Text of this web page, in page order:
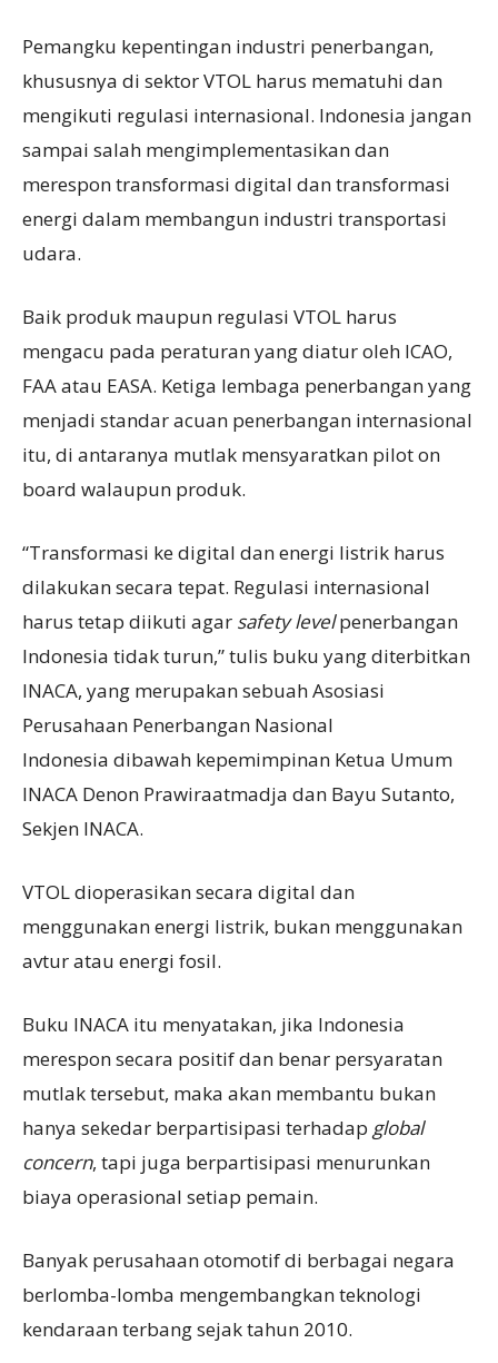
Pemangku kepentingan industri penerbangan,
khususnya di sektor VTOL harus mematuhi dan
mengikuti regulasi internasional. Indonesia jangan
sampai salah mengimplementasikan dan
merespon transformasi digital dan transformasi
energi dalam membangun industri transportasi
udara.
Baik produk maupun regulasi VTOL harus
mengacu pada peraturan yang diatur oleh ICAO,
FAA atau EASA. Ketiga lembaga penerbangan yang
menjadi standar acuan penerbangan internasional
itu, di antaranya mutlak mensyaratkan pilot on
board walaupun produk.
“Transformasi ke digital dan energi listrik harus
dilakukan secara tepat. Regulasi internasional
harus tetap diikuti agar safety levelpenerbangan
Indonesia tidak turun,” tulis buku yang diterbitkan
INACA, yang merupakan sebuah Asosiasi
Perusahaan Penerbangan Nasional
Indonesia dibawah kepemimpinan Ketua Umum
INACA Denon Prawiraatmadja dan Bayu Sutanto,
Sekjen INACA.
VTOL dioperasikan secara digital dan
menggunakan energi listrik, bukan menggunakan
avtur atau energi fosil.
Buku INACA itu menyatakan, jika Indonesia
merespon secara positif dan benar persyaratan
mutlak tersebut, maka akan membantu bukan
hanya sekedar berpartisipasi terhadap global
concern, tapi juga berpartisipasi menurunkan
biaya operasional setiap pemain.
Banyak perusahaan otomotif di berbagai negara
berlomba-lomba mengembangkan teknologi
kendaraan terbang sejak tahun 2010.